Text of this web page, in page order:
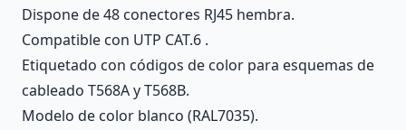
Dispone de 48 conectores RJ45 hembra.
Compatible con UTP CAT.6 .
Etiquetado con códigos de color para esquemas de
cableado T568A y T568B.
Modelo de color blanco (RAL7035).